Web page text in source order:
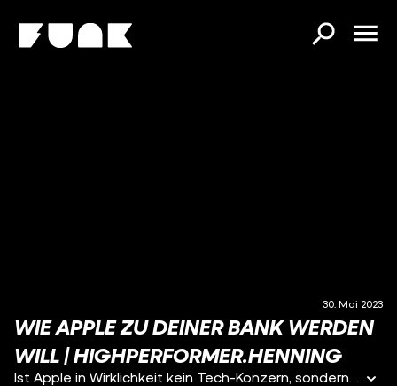
30. Mai 2023
WIE APPLE ZU DEINER BANK WERDEN
WILL | HIGHPERFORMER.HENNING
Ist Apple in Wirklichkeit kein Tech-Konzern, sondern ein Hedgefonds der nebenbei Handys verkauft? Iphones, Ipads, Earpods und Macbooks verkauft Apple immer noch und auch Software wie die Apple iCloud. Aber Apple hat noch eine kleine Zusatzeinkommensquelle, die von Brancheninsidern mit den Praktiken eines Hedgefonds verglichen wird.